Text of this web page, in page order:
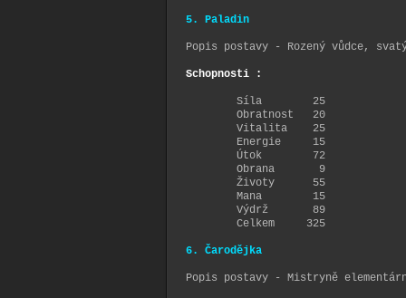
5. Paladin
Popis postavy - Rozený vůdce,
Schopnosti :
Síla 25
Obratnost 20
Vitalita 25
Energie 15
Útok 72
Obrana 9
Životy 55
Mana 15
Výdrž 89
Celkem 325
6. Čarodějka
Popis postavy - Mistryně